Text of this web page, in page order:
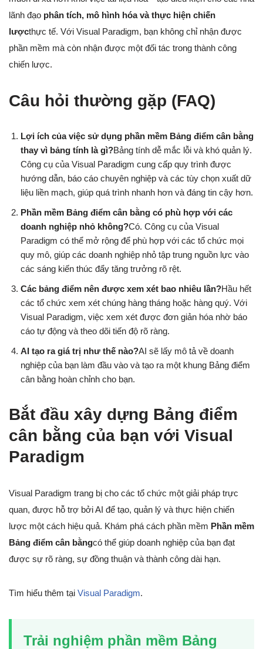
lãnh đạo phân tích, mô hình hóa và thực hiện chiến
lượcthực tế. Với Visual Paradigm, bạn không chỉ nhận được
phần mềm mà còn nhận được một đối tác trong thành công
chiến lược.
Câu hỏi thường gặp (FAQ)
Lợi ích của việc sử dụng phần mềm Bảng điểm cân bằng
thay vì bảng tính là gì?Bảng tính dễ mắc lỗi và khó quản lý.
Công cụ của Visual Paradigm cung cấp quy trình được
hướng dẫn, báo cáo chuyên nghiệp và các tùy chọn xuất dữ
liệu liền mạch, giúp quá trình nhanh hơn và đáng tin cậy hơn.
Phần mềm Bảng điểm cân bằng có phù hợp với các
doanh nghiệp nhỏ không?Có. Công cụ của Visual
Paradigm có thể mở rộng để phù hợp với các tổ chức mọi
quy mô, giúp các doanh nghiệp nhỏ tập trung nguồn lực vào
các sáng kiến thúc đẩy tăng trưởng rõ rệt.
Các bảng điểm nên được xem xét bao nhiêu lần?Hầu hết
các tổ chức xem xét chúng hàng tháng hoặc hàng quý. Với
Visual Paradigm, việc xem xét được đơn giản hóa nhờ báo
cáo tự động và theo dõi tiến độ rõ ràng.
AI tạo ra giá trị như thế nào?AI sẽ lấy mô tả về doanh
nghiệp của bạn làm đầu vào và tạo ra một khung Bảng điểm
cân bằng hoàn chỉnh cho bạn.
Bắt đầu xây dựng Bảng điểm
cân bằng của bạn với Visual
Paradigm
Visual Paradigm trang bị cho các tổ chức một giải pháp trực
quan, được hỗ trợ bởi AI để tạo, quản lý và thực hiện chiến
lược một cách hiệu quả. Khám phá cách phần mềm Phần mềm
Bảng điểm cân bằngcó thể giúp doanh nghiệp của bạn đạt
được sự rõ ràng, sự đồng thuận và thành công dài hạn.
Tìm hiểu thêm tại Visual Paradigm.
Trải nghiệm phần mềm Bảng